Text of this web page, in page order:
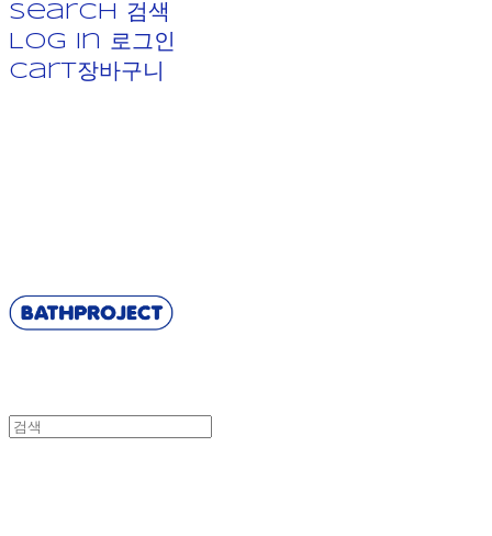
Search
검색
Log In
로그인
Cart장바구니